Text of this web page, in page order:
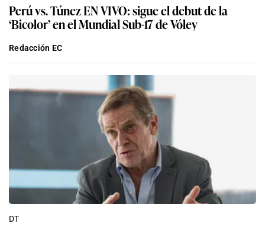
Perú vs. Túnez EN VIVO: sigue el debut de la
‘Bicolor’ en el Mundial Sub-17 de Vóley
Redacción EC
DT